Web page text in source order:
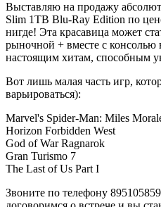
Выставляю на продажу
Slim 1TB Blu-Ray Edition по
нигде! Эта красавица может
рыночной + вместе с консолью
настоящим хитам, способным
Вот лишь малая часть игр,
варьироваться):
Marvel's Spider-Man: Miles
Horizon Forbidden West
God of War Ragnarok
Gran Turismo 7
The Last of Us Part I
Звоните по телефону